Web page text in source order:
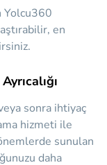
Yolcu360
en
sonra ihtiyaç
hizmeti ile
sunulan
daha